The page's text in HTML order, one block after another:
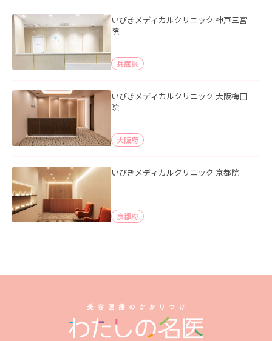
いびきメディカルクリニック 神戸三宮
院
兵庫県
いびきメディカルクリニック 大阪梅田
院
大阪府
いびきメディカルクリニック 京都院
京都府